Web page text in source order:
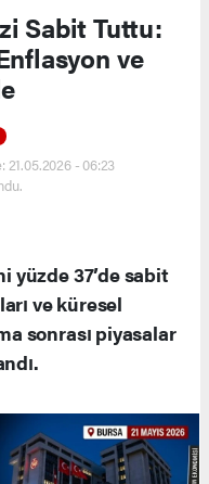
Sabit Tuttu:
ve
21.05.2026 - 06:23
yüzde 37’de sabit
ve küresel
sonrası piyasalar